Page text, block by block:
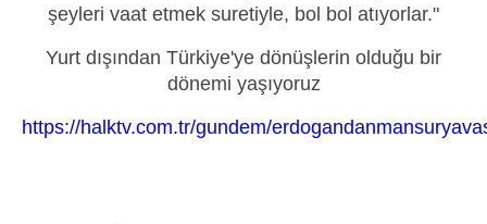
şeyleri vaat etmek suretiyle, bol bol atıyorlar."
Yurt dışından Türkiye'ye dönüşlerin olduğu bir
dönemi yaşıyoruz
https://halktv.com.tr/gundem/